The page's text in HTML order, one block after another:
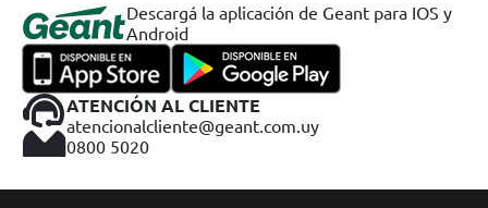
Descargá la aplicación de Geant para IOS y
Android
ATENCIÓN AL CLIENTE
atencionalcliente@geant.com.uy
0800 5020